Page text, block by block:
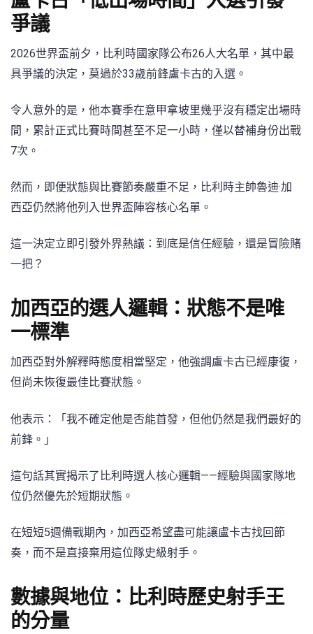
爭議
2026世界盃前夕，比利時國家隊公布26人大名單，其中最
具爭議的決定，莫過於33歲前鋒盧卡古的入選。
令人意外的是，他本賽季在意甲拿坡里幾乎沒有穩定出場時
間，累計正式比賽時間甚至不足一小時，僅以替補身份出戰
7次。
然而，即便狀態與比賽節奏嚴重不足，比利時主帥魯迪·加
西亞仍然將他列入世界盃陣容核心名單。
這一決定立即引發外界熱議：到底是信任經驗，還是冒險賭
一把？
加西亞的選人邏輯：狀態不是唯
一標準
加西亞對外解釋時態度相當堅定，他強調盧卡古已經康復，
但尚未恢復最佳比賽狀態。
他表示：「我不確定他是否能首發，但他仍然是我們最好的
前鋒。」
這句話其實揭示了比利時選人核心邏輯——經驗與國家隊地
位仍然優先於短期狀態。
在短短5週備戰期內，加西亞希望盡可能讓盧卡古找回節
奏，而不是直接棄用這位隊史級射手。
數據與地位：比利時歷史射手王
的分量